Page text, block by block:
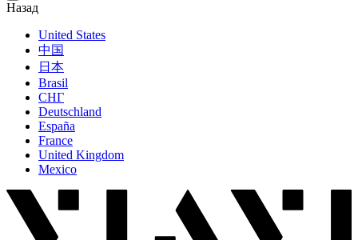
Назад
United States
中国
日本
Brasil
СНГ
Deutschland
España
France
United Kingdom
Mexico